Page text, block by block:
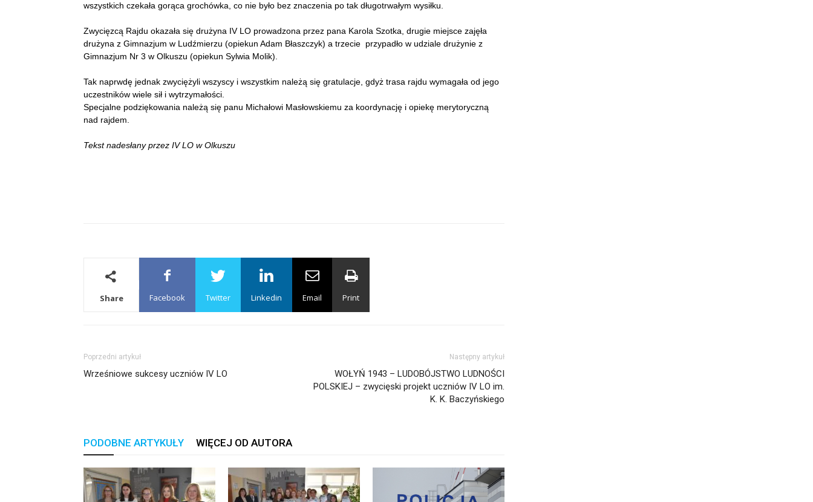
wszystkich czekała gorąca grochówka, co nie było bez znaczenia po tak długotrwałym wysiłku.
Zwycięzcą Rajdu okazała się drużyna IV LO prowadzona przez pana Karola Szotka, drugie miejsce zajęła
drużyna z Gimnazjum w Ludźmierzu (opiekun Adam Błaszczyk) a trzecie przypadło w udziale drużynie z
Gimnazjum Nr 3 w Olkuszu (opiekun Sylwia Molik).
Tak naprwdę jednak zwyciężyli wszyscy i wszystkim należą się gratulacje, gdyż trasa rajdu wymagała od jego
uczestników wiele sił i wytrzymałości.
Specjalne podziękowania należą się panu Michałowi Masłowskiemu za koordynację i opiekę merytoryczną
nad rajdem.
Tekst nadesłany przez IV LO w Olkuszu
Share Facebook Twitter Linkedin Email Print
Poprzedni artykuł
Wrześniowe sukcesy uczniów IV LO
Następny artykuł
WOŁYŃ 1943 – LUDOBÓJSTWO LUDNOŚCI
POLSKIEJ – zwycięski projekt uczniów IV LO im.
K. K. Baczyńskiego
PODOBNE ARTYKUŁY WIĘCEJ OD AUTORA